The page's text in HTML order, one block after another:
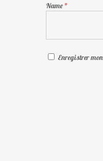
Name *
Enregistrer